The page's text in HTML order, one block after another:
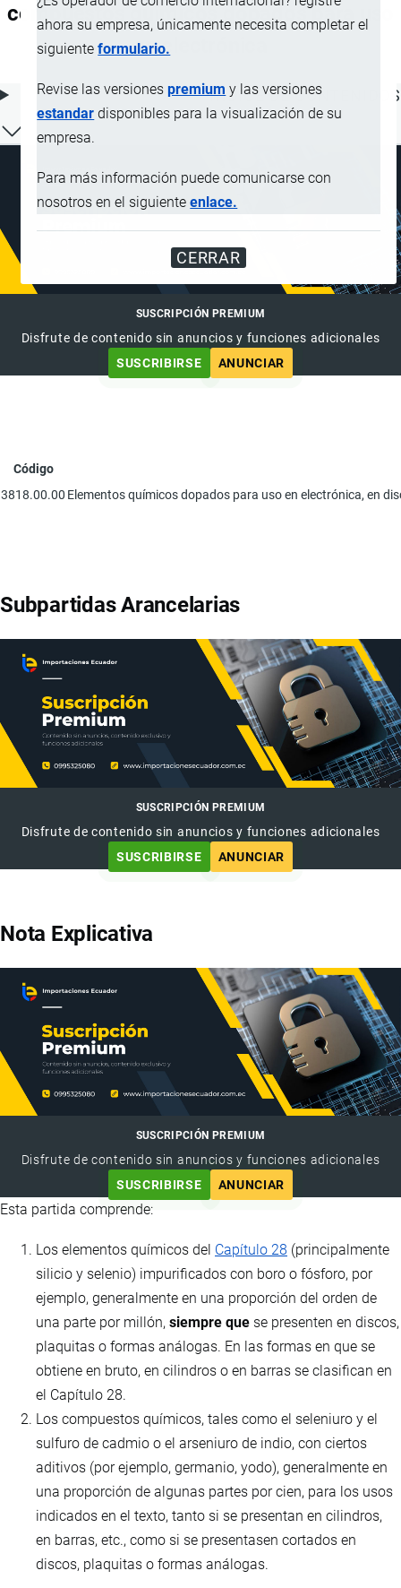
ahora su empresa, únicamente necesita completar el
siguienteformulario.
Revise las versionespremium y las versiones
estandar disponibles para la visualización de su
empresa.
Para más información puede comunicarse con
nosotros en el siguienteenlace.
CERRAR
compuestos químicos dopados para uso
en electrónica
ÍNDICE DE CONTENIDOS
SUSCRIPCIÓN PREMIUM
Disfrute de contenido sin anuncios y funciones adicionales
SUSCRIBIRSE
ANUNCIAR
Código
3818.00.00 Elementos químicos dopados para uso en electrónica, en
Subpartidas Arancelarias
SUSCRIPCIÓN PREMIUM
Disfrute de contenido sin anuncios y funciones adicionales
SUSCRIBIRSE
ANUNCIAR
Nota Explicativa
SUSCRIPCIÓN PREMIUM
Disfrute de contenido sin anuncios y funciones adicionales
SUSCRIBIRSE
ANUNCIAR
Esta partida comprende:
Los elementos químicos del Capítulo 28 (principalmente
silicio y selenio) impurificados con boro o fósforo, por
ejemplo, generalmente en una proporción del orden de
una parte por millón, siempre que se presenten en discos,
plaquitas o formas análogas. En las formas en que se
obtiene en bruto, en cilindros o en barras se clasifican en
el Capítulo 28.
Los compuestos químicos, tales como el seleniuro y el
sulfuro de cadmio o el arseniuro de indio, con ciertos
aditivos (por ejemplo, germanio, yodo), generalmente en
una proporción de algunas partes por cien, para los usos
indicados en el texto, tanto si se presentan en cilindros,
en barras, etc., como si se presentasen cortados en
discos, plaquitas o formas análogas.